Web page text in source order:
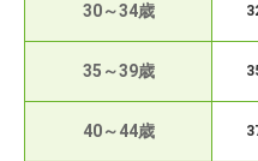
30～34歳
35～39歳
40～44歳